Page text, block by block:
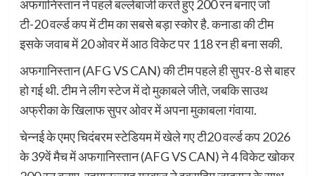
अफगानिस्तान ने पहले बल्लेबाजी करते हुए 200 रन बनाए जो
टी-20 वर्ल्ड कप में टीम का सबसे बड़ा स्कोर है. कनाडा की टीम
इसके जवाब में 20 ओवर में आठ विकेट पर 118 रन ही बना सकी.
अफगानिस्तान (AFG VS CAN) की टीम पहले ही सुपर-8 से बाहर
हो गई थी. टीम ने लीग स्टेज में दो मुकाबले जीते, जबकि साउथ
अफ्रीका के खिलाफ सुपर ओवर में अपना मुकाबला गंवाया.
चेन्नई के एमए चिदंबरम स्टेडियम में खेले गए टी20 वर्ल्ड कप 2026
के 39वें मैच में अफगानिस्तान (AFG VS CAN) ने 4 विकेट खोकर